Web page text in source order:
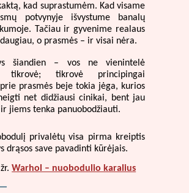
kad suprastumėm. Kad visame
potvynyje išvystume banalų
Tačiau ir gyvenime realaus
o prasmės – ir visai nėra.
šiandien – vos ne vienintelė
tikrovė; tikrovė principingai
prasmės beje tokia jėga, kurios
net didžiausi cinikai, bent jau
jiems tenka panuobodžiauti.
privalėtų visa pirma kreiptis
drąsos save pavadinti kūrėjais.
žr.Warhol – nuobodulio karalius